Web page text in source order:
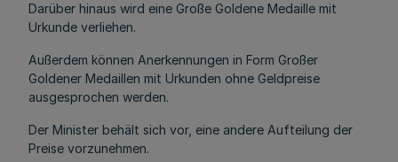
Darüber hinaus wird eine Große Goldene Medaille mit
Urkunde verliehen.
Außerdem können Anerkennungen in Form Großer
Goldener Medaillen mit Urkunden ohne Geldpreise
ausgesprochen werden.
Der Minister behält sich vor, eine andere Aufteilung der
Preise vorzunehmen.